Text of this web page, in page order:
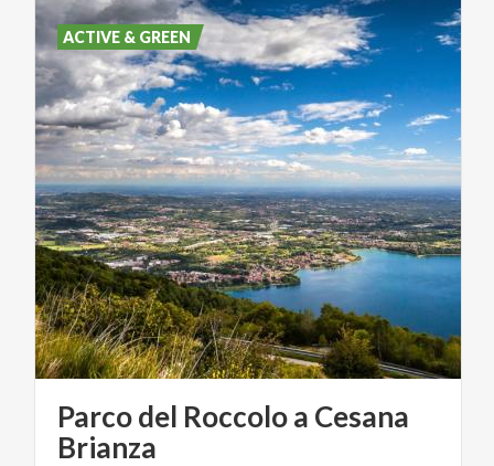
Parco del Roccolo a Cesana
Brianza
ACTIVE & GREEN